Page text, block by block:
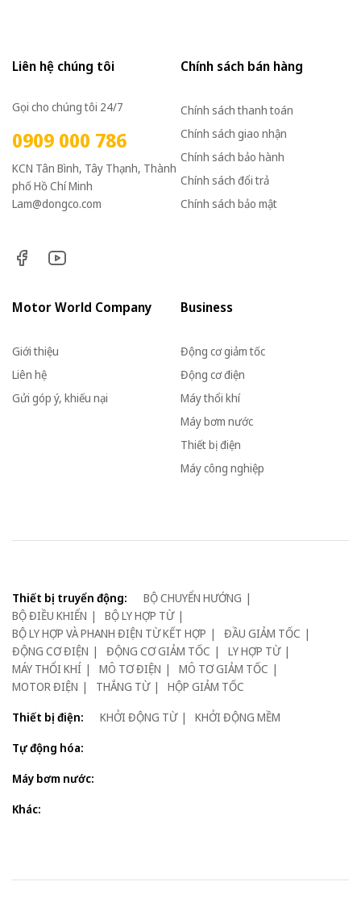
Liên hệ chúng tôi
Gọi cho chúng tôi 24/7
0909 000 786
KCN Tân Bình, Tây Thạnh, Thành
phố Hồ Chí Minh
Lam@dongco.com
Chính sách bán hàng
Chính sách thanh toán
Chính sách giao nhận
Chính sách bảo hành
Chính sách đổi trả
Chính sách bảo mật
Motor World Company
Giới thiệu
Liên hệ
Gửi góp ý, khiếu nại
Business
Động cơ giảm tốc
Động cơ điện
Máy thổi khí
Máy bơm nước
Thiết bị điện
Máy công nghiệp
Thiết bị truyển động:
BỘ CHUYỂN HƯỚNG
BỘ ĐIỀU KHIỂN
BỘ LY HỢP TỪ
BỘ LY HỢP VÀ PHANH ĐIỆN TỪ KẾT HỢP
ĐẦU GIẢM TỐC
ĐỘNG CƠ ĐIỆN
ĐỘNG CƠ GIẢM TỐC
LY HỢP TỪ
MÁY THỔI KHÍ
MÔ TƠ ĐIỆN
MÔ TƠ GIẢM TỐC
MOTOR ĐIỆN
THẮNG TỪ
HỘP GIẢM TỐC
Thiết bị điện:
KHỞI ĐỘNG TỪ
KHỞI ĐỘNG MỀM
Tự động hóa:
Máy bơm nước:
Khác: